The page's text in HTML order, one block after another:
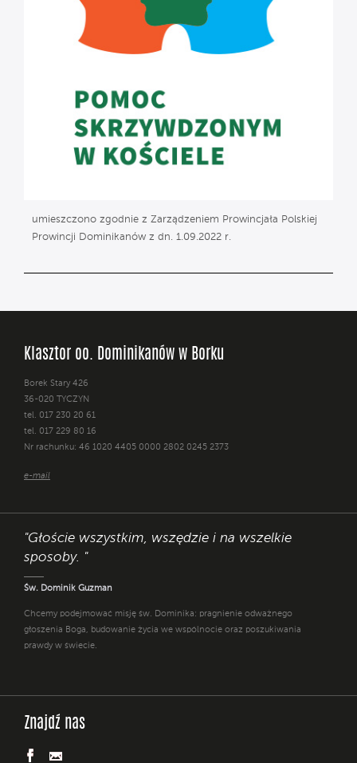
umieszczono zgodnie z Zarządzeniem Prowincjała Polskiej
Prowincji Dominikanów z dn. 1.09.2022 r.
Klasztor oo. Dominikanów w Borku
Borek Stary 426
36-020 TYCZYN
tel. 017 230 20 61
tel. 017 229 80 16
Nr rachunku: 46 1020 4405 0000 2802 0245 2373
e-mail
"Głoście wszystkim, wszędzie i na wszelkie
sposoby. "
Św. Dominik Guzman
Chcemy podejmować misję św. Dominika: pragnienie odważnego
głoszenia Boga, budowanie życia we wspólnocie oraz poszukiwania
prawdy w świecie.
Znajdź nas